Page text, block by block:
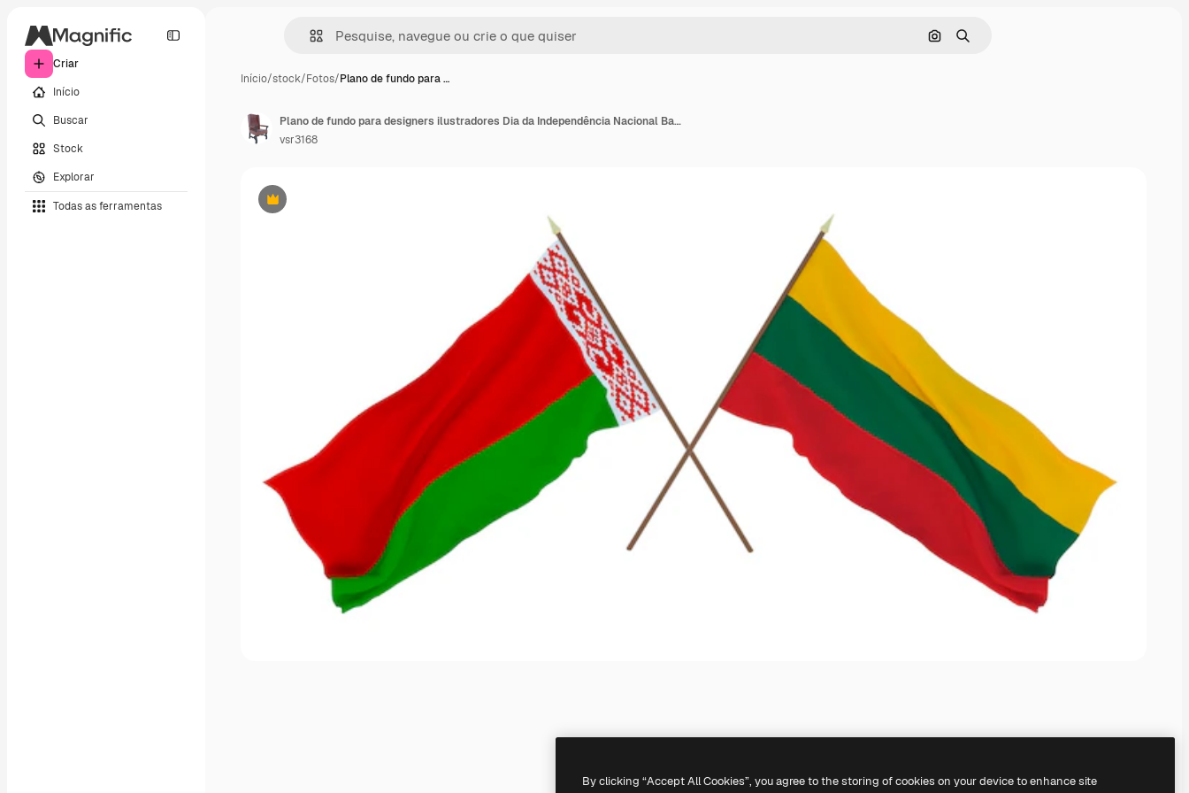
Criar
Início
Buscar
Stock
Explorar
Todas as ferramentas
Pesquisar por imagem
Buscar
Início/stock/Fotos/Plano de fundo para …
Premium
Plano de fundo para designers ilustradores Dia da Independência Nacional Bandeiras Bielorrússia e Lituânia
vsr3168
By clicking “Accept All Cookies”, you agree to the storing of cookies on your device to enhance site